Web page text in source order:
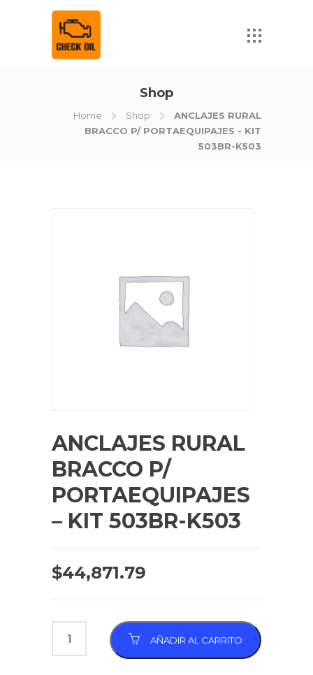
Shop
Home Shop
ANCLAJES RURAL
BRACCO P/ PORTAEQUIPAJES - KIT
503BR-K503
ANCLAJES RURAL
BRACCO P/
PORTAEQUIPAJES
– KIT 503BR-K503
$44,871.79
AÑADIR AL CARRITO